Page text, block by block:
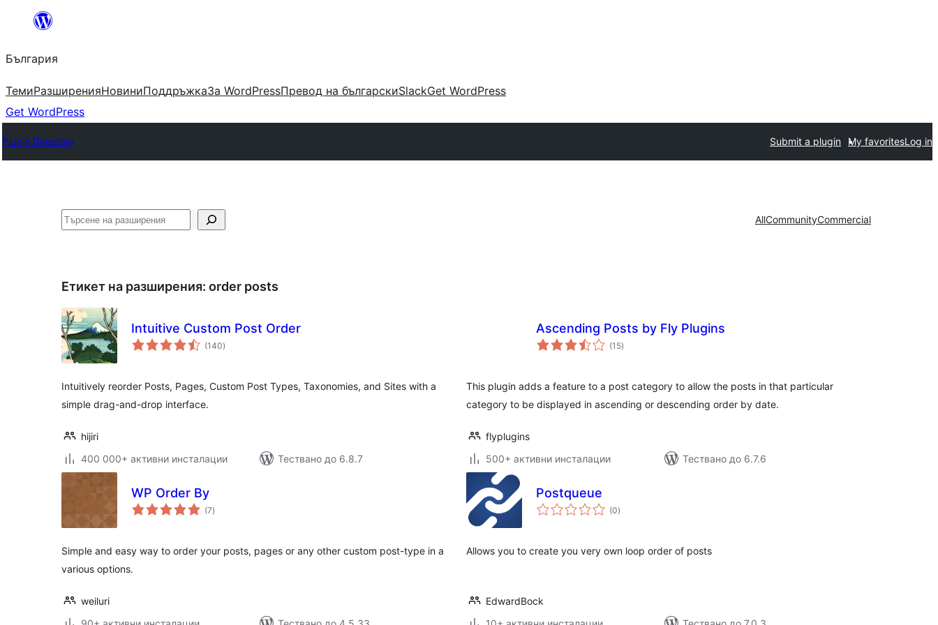
България
ТемиРазширенияНовиниПоддръжкаЗа WordPressПревод на българскиSlackGet WordPress
Get WordPress
Plugin Directory Submit a plugin My favoritesLog in
Търсене AllCommunityCommercial
Етикет на разширения: order posts
Intuitive Custom Post Order
(140общо
оценки
)
Intuitively reorder Posts, Pages, Custom Post Types, Taxonomies, and Sites with a
simple drag-and-drop interface.
hijiri
400 000+ активни инсталации
Тествано до 6.8.7
Ascending Posts by Fly Plugins
(15общо
оценки
)
This plugin adds a feature to a post category to allow the posts in that particular
category to be displayed in ascending or descending order by date.
flyplugins
500+ активни инсталации
Тествано до 6.7.6
WP Order By
(7общо
оценки
)
Simple and easy way to order your posts, pages or any other custom post-type in a
various options.
weiluri
Postqueue
(0общо
оценки
)
Allows you to create you very own loop order of posts
EdwardBock